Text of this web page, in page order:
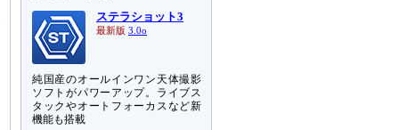
ステラショット3
最新版 3.0o
純国産のオールインワン天体撮影
ソフトがパワーアップ。ライブス
タックやオートフォーカスなど新
機能も搭載